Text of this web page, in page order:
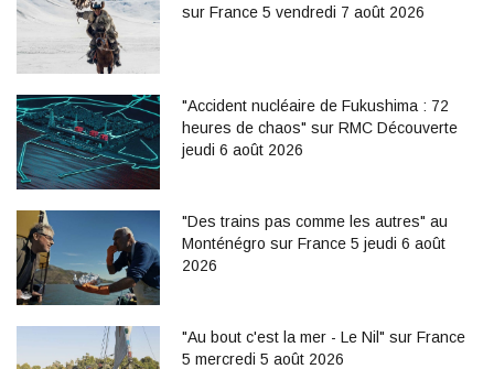
sur France 5 vendredi 7 août 2026
"Accident nucléaire de Fukushima : 72
heures de chaos" sur RMC Découverte
jeudi 6 août 2026
"Des trains pas comme les autres" au
Monténégro sur France 5 jeudi 6 août
2026
"Au bout c'est la mer - Le Nil" sur France
5 mercredi 5 août 2026